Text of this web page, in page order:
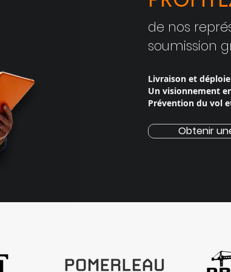
de nos repré
soumission
Livraison et
Un visionnement
Prévention du vol
Obtenir